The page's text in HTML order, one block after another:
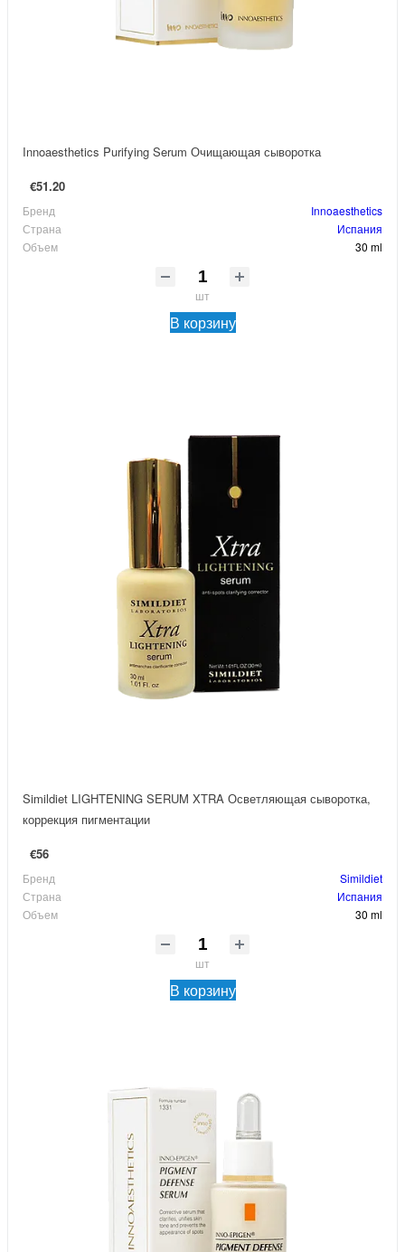
Innoaesthetics Purifying Serum Очищающая сыворотка
€51.20
Бренд
Innoaesthetics
Страна
Испания
Объем
30 ml
шт
В корзину
Simildiet LIGHTENING SERUM XTRA Осветляющая сыворотка,
коррекция пигментации
€56
Бренд
Simildiet
Страна
Испания
Объем
30 ml
шт
В корзину